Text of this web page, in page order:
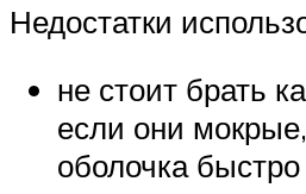
Недостатки
не стоит брать
если они
оболочка